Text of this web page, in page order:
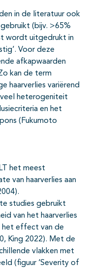
in de literatuur ook
(bijv. >65%
wordt uitgedrukt in
Voor deze
afkapwaarden
kan de term
haarverlies variërend
heterogeniteit
en het
(Fukumoto
het meest
van haarverlies aan
studies gebruikt
van het haarverlies
het effect van de
King 2022). Met de
vlakken met
(figuur ‘Severity of